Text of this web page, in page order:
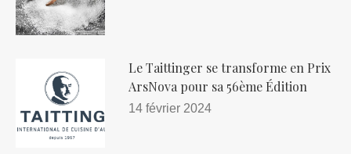
Le Taittinger se transforme en Prix
ArsNova pour sa 56ème Édition
14 février 2024